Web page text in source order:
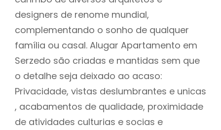
designers de renome mundial,
complementando o sonho de qualquer
família ou casal. Alugar Apartamento em
Serzedo são criadas e mantidas sem que
o detalhe seja deixado ao acaso:
Privacidade, vistas deslumbrantes e unicas
, acabamentos de qualidade, proximidade
de atividades culturias e socias e